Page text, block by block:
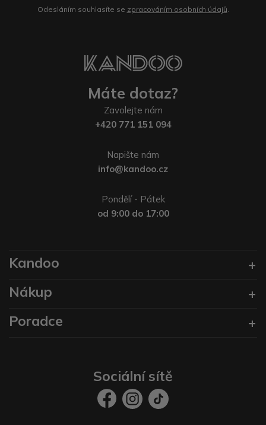
Odesláním souhlasíte se zpracováním osobních údajů
Máte dotaz?
Zavolejte nám
+420 771 151 094
Napište nám
info@kandoo.cz
Pondělí - Pátek
od 9:00 do 17:00
Kandoo
Nákup
Poradce
Sociální sítě